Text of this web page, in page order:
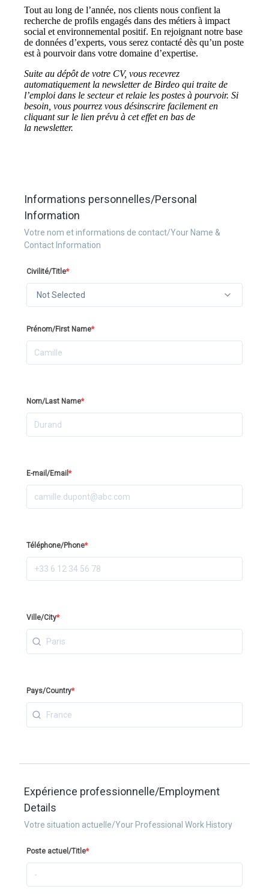
Informations personnelles/Personal
Information
Votre nom et informations de contact/Your Name &
Contact Information
Civilité/Title*
Not Selected
Prénom/First Name*
Nom/Last Name*
E-mail/Email *
Téléphone/Phone*
Ville/City*
Pays/Country*
Expérience professionnelle/Employment
Details
Votre situation actuelle/Your Professional Work History
Poste actuel/Title*